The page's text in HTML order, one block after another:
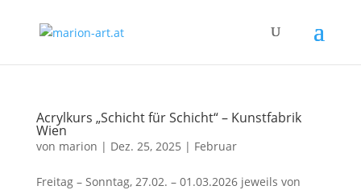
Acrylkurs „Schicht für Schicht“ – Kunstfabrik
Wien
von marion | Dez. 25, 2025 | Februar
Freitag – Sonntag, 27.02. – 01.03.2026 jeweils von